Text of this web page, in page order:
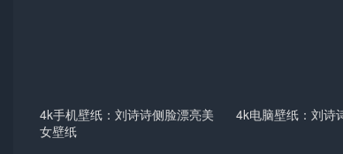
4k手机壁纸：刘诗诗侧脸漂亮美
女壁纸
4k电脑壁纸：刘诗